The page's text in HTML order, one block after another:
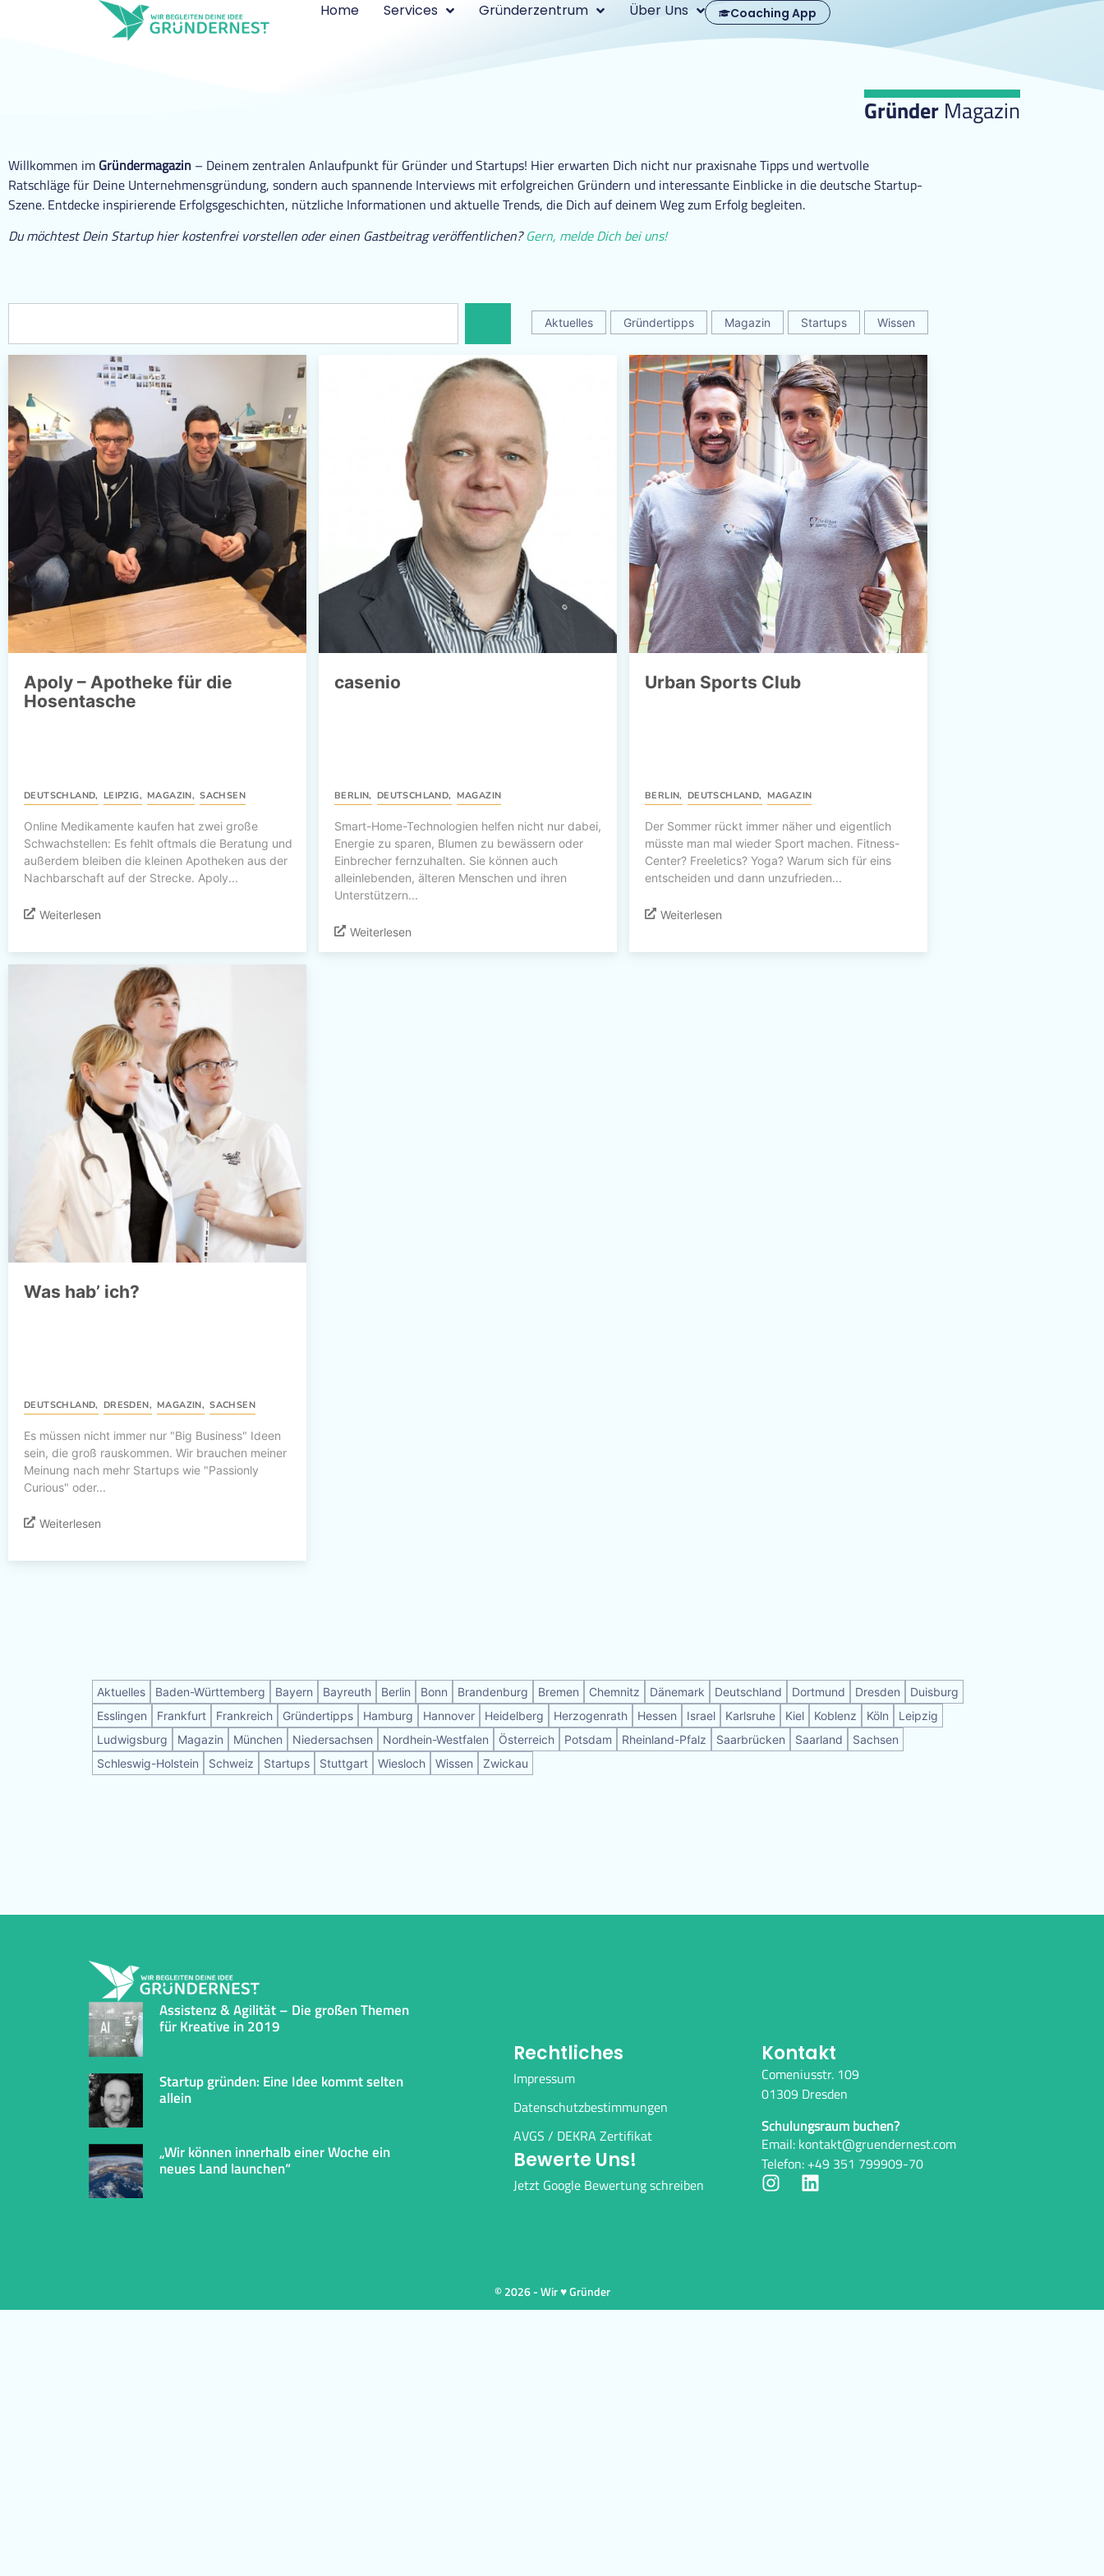
Home Services Gründerzentrum Über Uns Coaching App
Gründer Magazin
Willkommen im Gründermagazin – Deinem zentralen Anlaufpunkt für Gründer und Startups! Hier erwarten Dich nicht nur praxisnahe Tipps und wertvolle
Ratschläge für Deine Unternehmensgründung, sondern auch spannende Interviews mit erfolgreichen Gründern und interessante Einblicke in die deutsche Startup-
Szene. Entdecke inspirierende Erfolgsgeschichten, nützliche Informationen und aktuelle Trends, die Dich auf deinem Weg zum Erfolg begleiten.
Du möchtest Dein Startup hier kostenfrei vorstellen oder einen Gastbeitrag veröffentlichen?Gern, melde Dich bei uns!
Aktuelles Gründertipps Magazin Startups Wissen
Apoly – Apotheke für die
Hosentasche
DEUTSCHLAND, LEIPZIG, MAGAZIN, SACHSEN
Online Medikamente kaufen hat zwei große
Schwachstellen: Es fehlt oftmals die Beratung und
außerdem bleiben die kleinen Apotheken aus der
Nachbarschaft auf der Strecke. Apoly...
Weiterlesen
casenio
BERLIN, DEUTSCHLAND, MAGAZIN
Smart-Home-Technologien helfen nicht nur dabei,
Energie zu sparen, Blumen zu bewässern oder
Einbrecher fernzuhalten. Sie können auch
alleinlebenden, älteren Menschen und ihren
Unterstützern...
Weiterlesen
Urban Sports Club
BERLIN, DEUTSCHLAND, MAGAZIN
Der Sommer rückt immer näher und eigentlich
müsste man mal wieder Sport machen. Fitness-
Center? Freeletics? Yoga? Warum sich für eins
entscheiden und dann unzufrieden...
Weiterlesen
Was hab’ ich?
DEUTSCHLAND, DRESDEN, MAGAZIN, SACHSEN
Es müssen nicht immer nur "Big Business" Ideen
sein, die groß rauskommen. Wir brauchen meiner
Meinung nach mehr Startups wie "Passionly
Curious" oder...
Weiterlesen
Aktuelles Baden-Württemberg Bayern Bayreuth Berlin Bonn Brandenburg Bremen Chemnitz Dänemark Deutschland Dortmund Dresden
Duisburg
Esslingen
Frankfurt Frankreich Gründertipps Hamburg Hannover Heidelberg Herzogenrath Hessen Israel Karlsruhe Kiel Koblenz Köln
Leipzig
Ludwigsburg
Magazin München Niedersachsen Nordhein-Westfalen Österreich Potsdam Rheinland-Pfalz Saarbrücken Saarland
Sachsen
Schleswig-Holstein
Schweiz Startups Stuttgart Wiesloch Wissen Zwickau
Assistenz & Agilität – Die großen Themen
für Kreative in 2019
Startup gründen: Eine Idee kommt selten
allein
„Wir können innerhalb einer Woche ein
neues Land launchen“
Rechtliches
Impressum
Datenschutzbestimmungen
AVGS / DEKRA Zertifikat
Bewerte Uns!
Jetzt Google Bewertung schreiben
Kontakt
Comeniusstr. 109
01309 Dresden
Schulungsraum buchen?
Email: kontakt@gruendernest.com
Telefon: +49 351 799909-70
© 2026 - Wir ♥ Gründer